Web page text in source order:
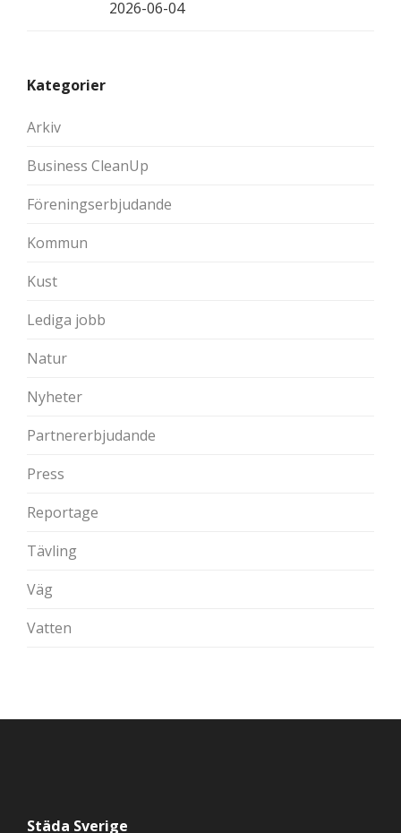
2026-06-04
Kategorier
Arkiv
Business CleanUp
Föreningserbjudande
Kommun
Kust
Lediga jobb
Natur
Nyheter
Partnererbjudande
Press
Reportage
Tävling
Väg
Vatten
Städa Sverige